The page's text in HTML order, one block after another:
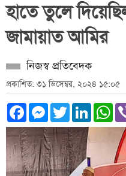
হাতে তুলে
জামায়াত আমির
নিজস্ব প্রতিবেদক
প্রকাশিত: ৩১ ডিসেম্বর, ২০২৪ ১৫:০৫
Facebook
Messenger
Twitter